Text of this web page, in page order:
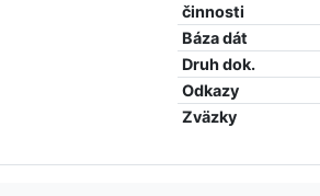
činnosti
Báza dát
Druh dok.
Odkazy
Zväzky